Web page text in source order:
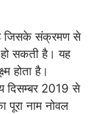
है जिसके संक्रमण से
सकती है। यह
होता है।
दिसम्बर 2019 से
पूरा नाम नोवल